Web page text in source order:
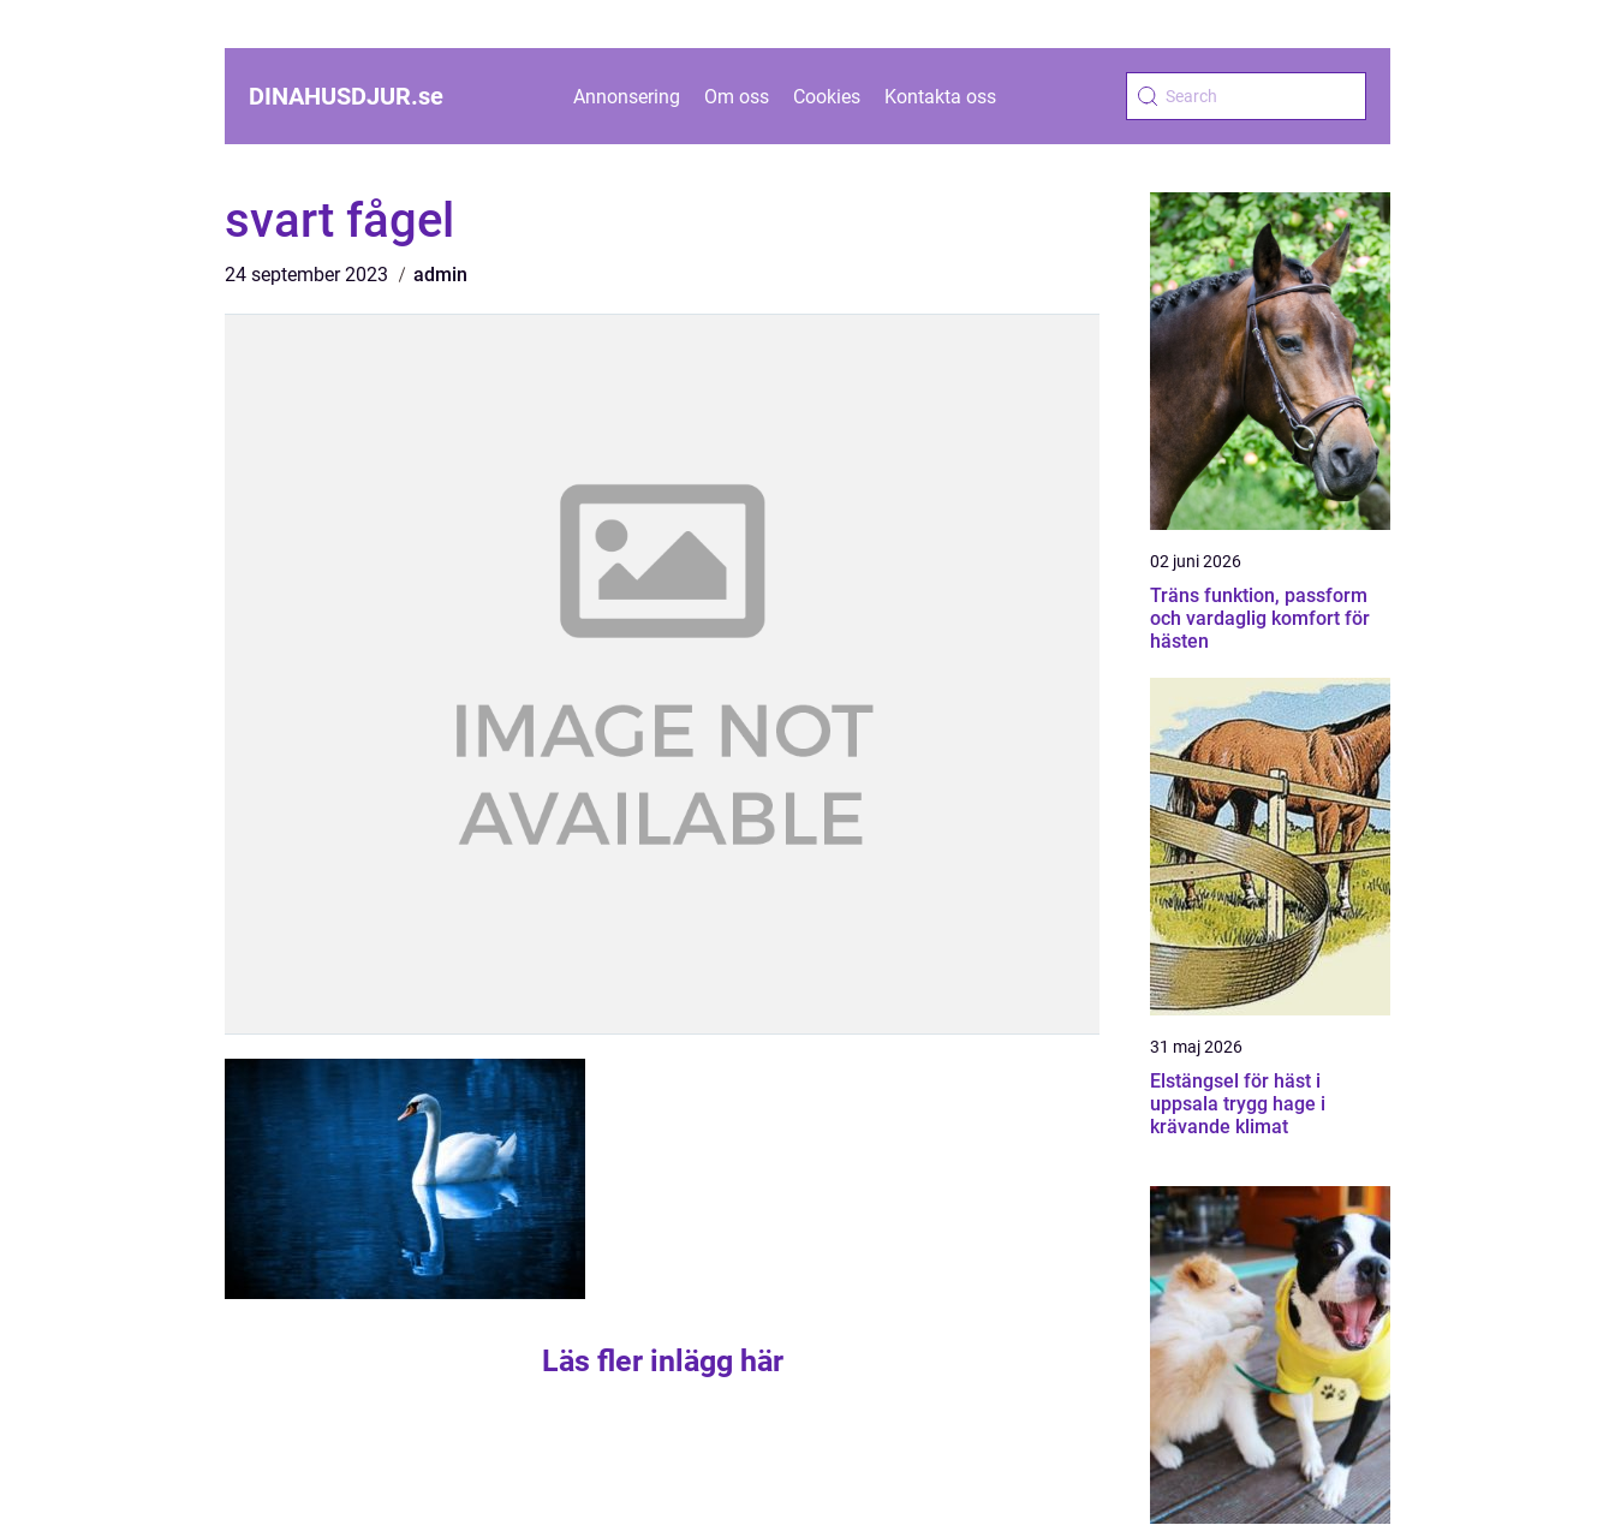
DINAHUSDJUR.se Annonsering Om oss Cookies Kontakta oss
svart fågel
24 september 2023 admin
Läs fler inlägg här
02 juni 2026
Träns funktion, passform
och vardaglig komfort för
hästen
31 maj 2026
Elstängsel för häst i
uppsala trygg hage i
krävande klimat